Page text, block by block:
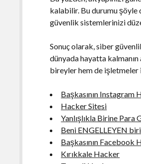
kalabilir. Bu durumu şöyle
güvenlik sistemlerinizi
Sonuç olarak, siber
dünyada hayatta
bireyler hem de işletmeler
Başkasının Instagram
Hacker Sitesi
Yanlışlıkla Birine Para
Beni ENGELLEYEN
Başkasının Facebook
Kırıkkale Hacker